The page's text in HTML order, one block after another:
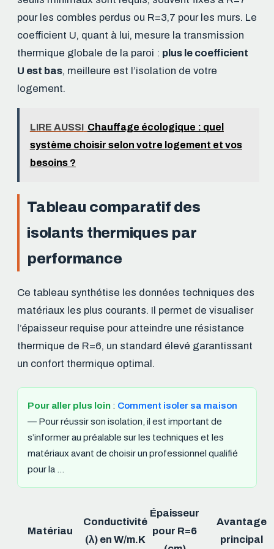
pour les combles perdus ou R=3,7 pour les murs. Le
coefficient U, quant à lui, mesure la transmission
thermique globale de la paroi : plus le coefficient
U est bas, meilleure est l’isolation de votre
logement.
LIRE AUSSI Chauffage écologique : quel
système choisir selon votre logement et vos
besoins ?
Tableau comparatif des
isolants thermiques par
performance
Ce tableau synthétise les données techniques des
matériaux les plus courants. Il permet de visualiser
l’épaisseur requise pour atteindre une résistance
thermique de R=6, un standard élevé garantissant
un confort thermique optimal.
Pour aller plus loin : Comment isoler sa maison
— Pour réussir son isolation, il est important de
s’informer au préalable sur les techniques et les
matériaux avant de choisir un professionnel qualifié
pour la …
Matériau
Conductivité
(λ) en W/m.K
Épaisseur
pour R=6
Avantage
principal